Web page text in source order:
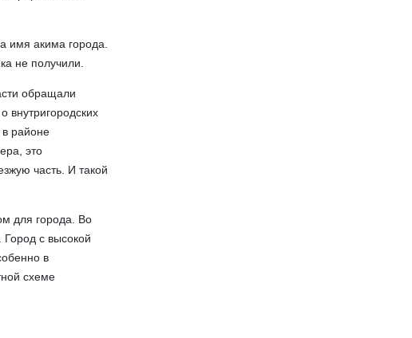
имя акима города.
не получили.
обращали
внутригородских
в районе
это
часть. И такой
для города. Во
с высокой
в
схеме